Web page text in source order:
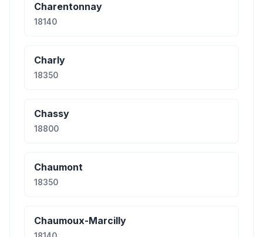
Charentonnay
18140
Charly
18350
Chassy
18800
Chaumont
18350
Chaumoux-Marcilly